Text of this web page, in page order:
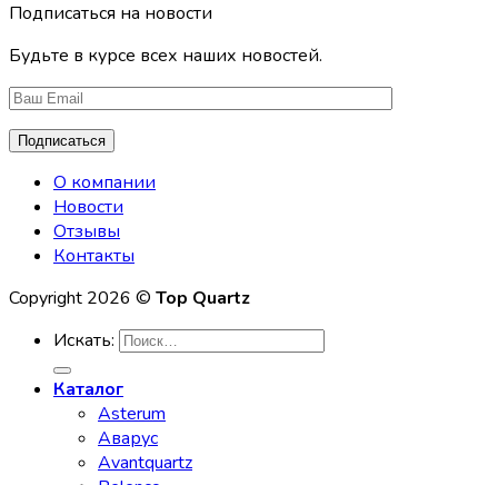
Подписаться на новости
Будьте в курсе всех наших новостей.
О компании
Новости
Отзывы
Контакты
Copyright 2026 © Top Quartz
Искать:
Каталог
Asterum
Аварус
Avantquartz